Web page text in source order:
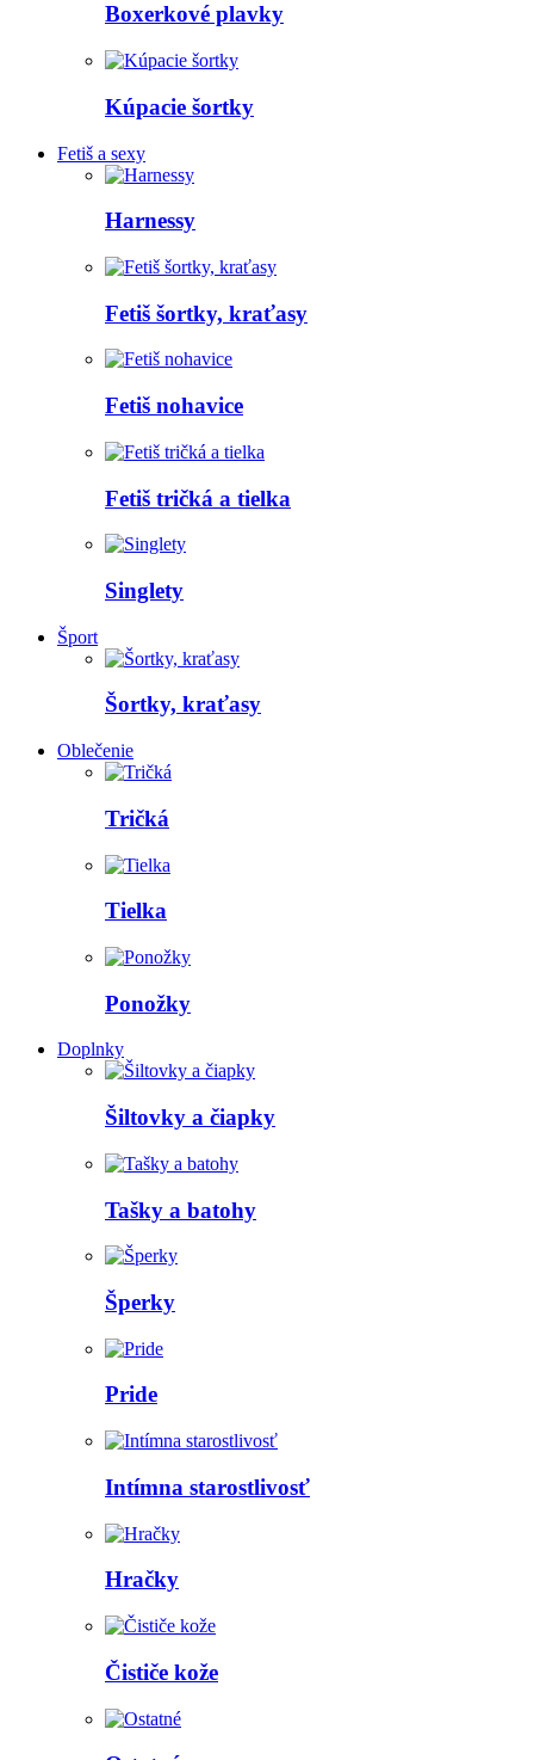
Boxerkové plavky
Kúpacie šortky
Fetiš a sexy
Harnessy
Fetiš šortky, kraťasy
Fetiš nohavice
Fetiš tričká a tielka
Singlety
Šport
Šortky, kraťasy
Oblečenie
Tričká
Tielka
Ponožky
Doplnky
Šiltovky a čiapky
Tašky a batohy
Šperky
Pride
Intímna starostlivosť
Hračky
Čističe kože